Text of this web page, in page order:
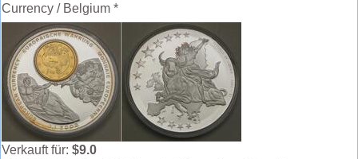
Currency / Belgium *
Verkauft für: $9.0